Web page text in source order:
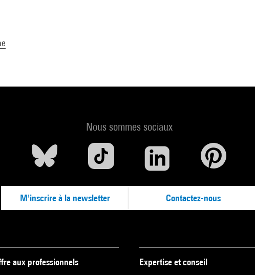
Nous sommes sociaux
M'inscrire à la newsletter Contactez-nous
aux professionnels Expertise et conseil